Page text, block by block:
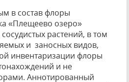
в состав флоры
«Плещеево озеро»
растений, в том
и заносных видов,
инвентаризации флоры
и не
Аннотированный